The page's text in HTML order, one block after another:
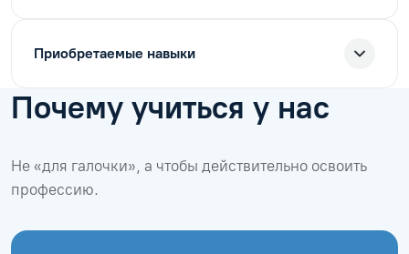
Приобретаемые навыки
Почему учиться у нас
Не «для галочки», а чтобы действительно освоить
профессию.